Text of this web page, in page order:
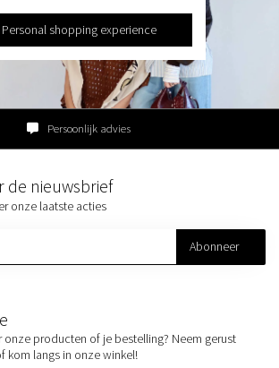
Personal shopping experience
Persoonlijk advies
onze producten of je bestelling? Neem gerust
kom langs in onze winkel!
de nieuwsbrief
onze laatste acties
Abonneer